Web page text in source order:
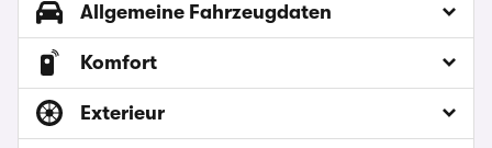
Allgemeine Fahrzeugdaten
Komfort
Exterieur